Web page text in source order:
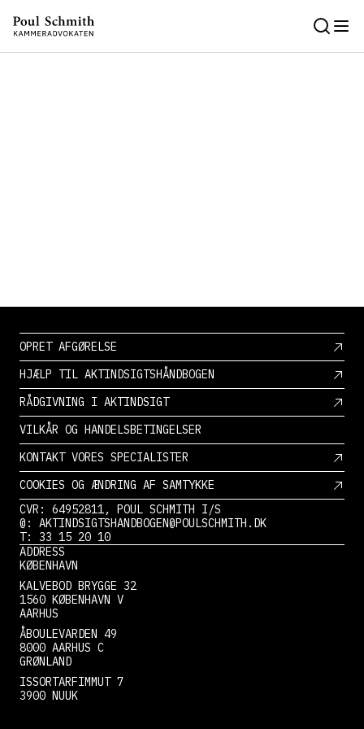
OPRET AFGØRELSE
HJÆLP TIL AKTINDSIGTSHÅNDBOGEN
RÅDGIVNING I AKTINDSIGT
VILKÅR OG HANDELSBETINGELSER
KONTAKT VORES SPECIALISTER
COOKIES OG ÆNDRING AF SAMTYKKE
CVR: 64952811, POUL SCHMITH I/S
@: AKTINDSIGTSHANDBOGEN@POULSCHMITH.DK
T: 33 15 20 10
ADDRESS
KØBENHAVN
KALVEBOD BRYGGE 32
1560 KØBENHAVN V
AARHUS
ÅBOULEVARDEN 49
8000 AARHUS C
GRØNLAND
ISSORTARFIMMUT 7
3900 NUUK